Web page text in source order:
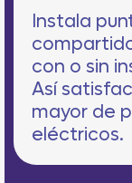
Instala
con o sin
Así
mayor de
eléctricos.